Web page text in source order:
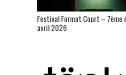
Festival Format Court –
avril 2026